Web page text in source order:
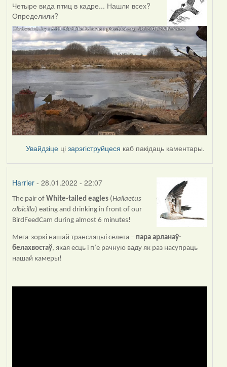
Четыре вида птиц в кадре... Нашли всех?
Определили?
Увайдзіце цізарэгіструйцеся каб пакідаць каментары.
Harrier- 28.01.2022 - 22:07
The pair of White-tailed eagles(Haliaetus
albicilla) eating and drinking in front of our
BirdFeedCam during almost 6 minutes!
Мега-зоркі нашай трансляцыі сёлета – пара арланаў-
белахвостаў, якая есць і п’е рачную ваду як раз насупраць
нашай камеры!